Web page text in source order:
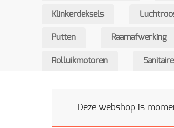
Klinkerdeksels
Putten Raamafwerking
Rolluikmotoren
Deze webshop is